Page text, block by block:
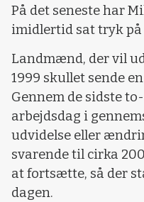
På det seneste har
imidlertid sat tryk
Landmænd, der vil
1999 skullet sende
Gennem de sidste
arbejdsdag i
udvidelse eller
svarende til cirka
at fortsætte, så der
dagen.